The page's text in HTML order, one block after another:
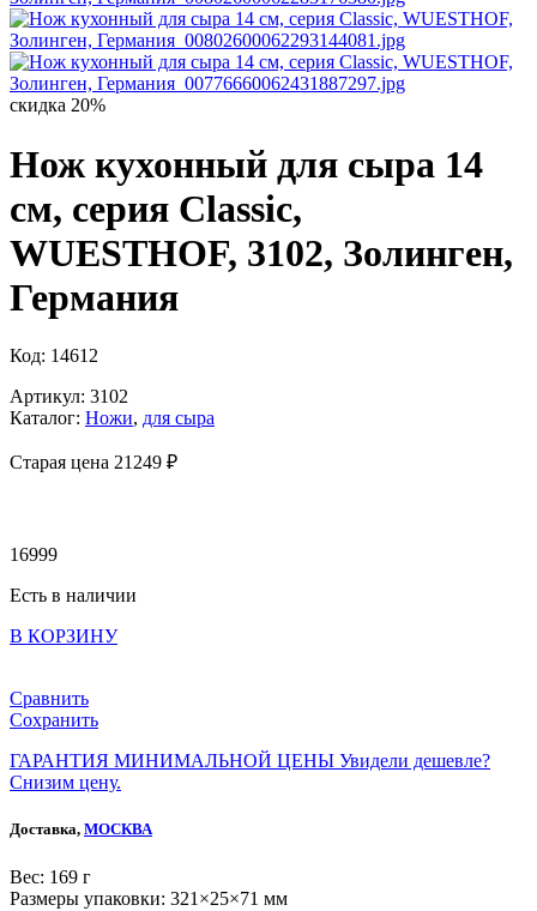
скидка 20%
Нож кухонный для сыра 14
см, серия Classic,
WUESTHOF, 3102, Золинген,
Германия
Код: 14612
Артикул: 3102
Каталог: Ножи, для сыра
Старая цена 21 249 ₽
16999
Есть в наличии
В КОРЗИНУ
Сравнить
Сохранить
ГАРАНТИЯ МИНИМАЛЬНОЙ ЦЕНЫ Увидели дешевле?
Снизим цену.
Доставка, МОСКВА
Веc: 169 г
Размеры упаковки: 321×25×71 мм